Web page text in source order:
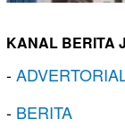
KANAL BERITA
-
- BERITA